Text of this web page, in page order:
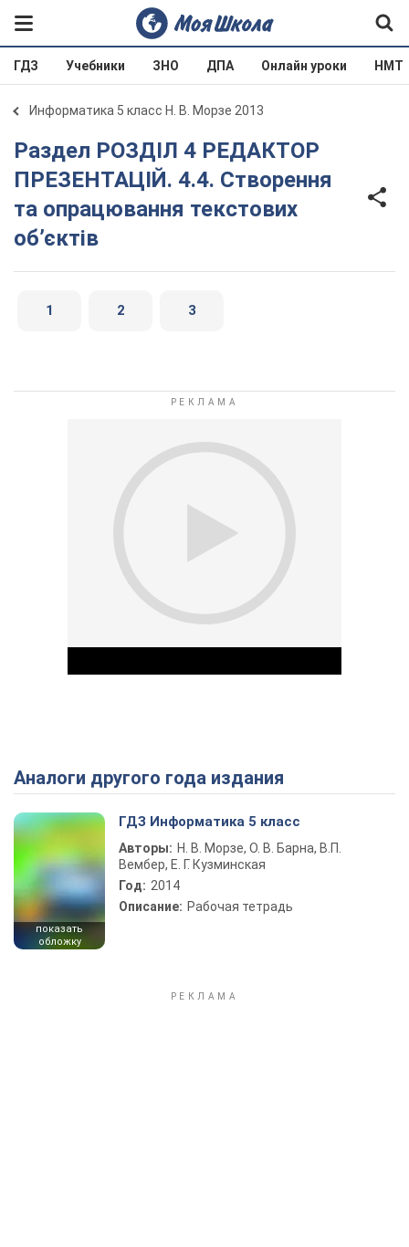
ГДЗ Учебники ЗНО ДПА Онлайн уроки НМТ
Информатика 5 класс Н. В. Морзе 2013
Раздел РОЗДІЛ 4 РЕДАКТОР
ПРЕЗЕНТАЦІЙ. 4.4. Створення
та опрацювання текстових
об’єктів
1 2 3
Play Video
Аналоги другого года издания
показать
обложку
ГДЗ Информатика 5 класс
Авторы: Н. В. Морзе, О. В. Барна, В.П.
Вембер, Е. Г. Кузминская
Год: 2014
Описание: Рабочая тетрадь